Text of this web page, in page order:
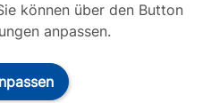
können über den Button
anpassen.